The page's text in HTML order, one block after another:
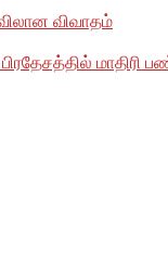
விவாதம்